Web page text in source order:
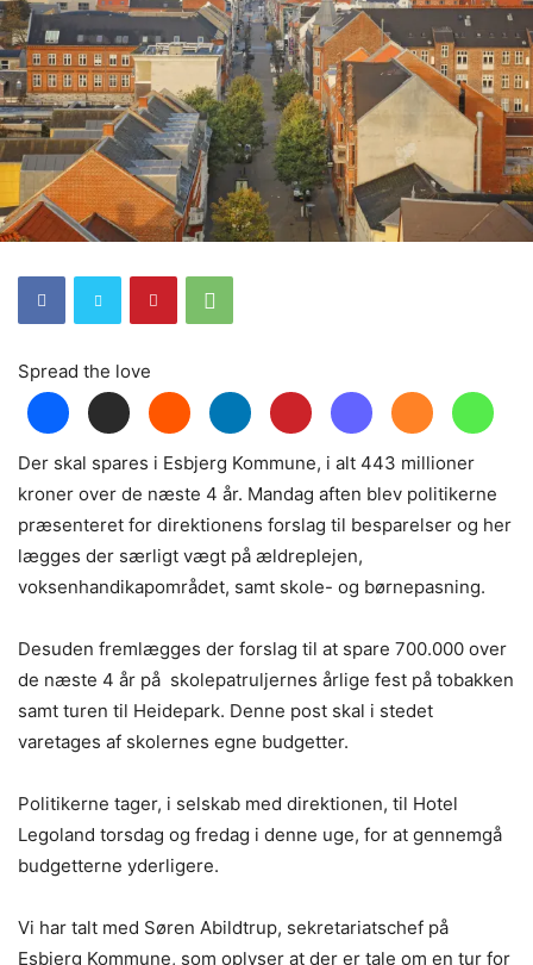
Spread the love
Der skal spares i Esbjerg Kommune, i alt 443 millioner
kroner over de næste 4 år. Mandag aften blev politikerne
præsenteret for direktionens forslag til besparelser og her
lægges der særligt vægt på ældreplejen,
voksenhandikapområdet, samt skole- og børnepasning.
Desuden fremlægges der forslag til at spare 700.000 over
de næste 4 år på skolepatruljernes årlige fest på tobakken
samt turen til Heidepark. Denne post skal i stedet
varetages af skolernes egne budgetter.
Politikerne tager, i selskab med direktionen, til Hotel
Legoland torsdag og fredag i denne uge, for at gennemgå
budgetterne yderligere.
Vi har talt med Søren Abildtrup, sekretariatschef på
Esbjerg Kommune, som oplyser at der er tale om en tur for